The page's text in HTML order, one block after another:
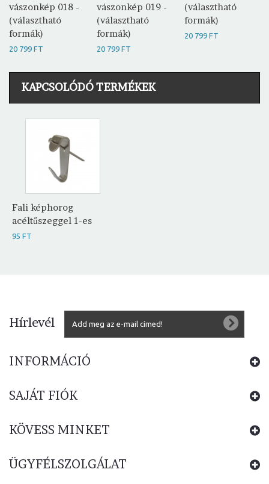
vászonkép 018 -
(választható
formák)
20 799 FT
vászonkép 019 -
(választható
formák)
20 799 FT
(választható
formák)
20 799 FT
KAPCSOLÓDÓ TERMÉKEK
Fali képhorog
acéltűszeggel 1-es
95 FT
Hírlevél
INFORMÁCIÓ
SAJÁT FIÓK
KÖVESS MINKET
ÜGYFÉLSZOLGÁLAT